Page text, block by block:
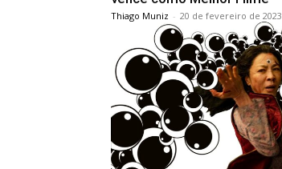
Thiago Muniz - 20 de fevereiro de 2023